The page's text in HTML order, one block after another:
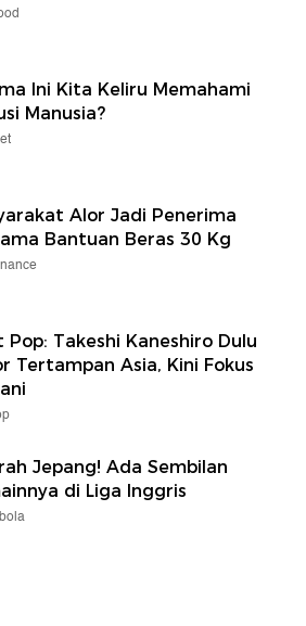
Ini Kita Keliru Memahami
Manusia?
Alor Jadi Penerima
Bantuan Beras 30 Kg
Pop: Takeshi Kaneshiro Dulu
Tertampan Asia, Kini Fokus
Jepang! Ada Sembilan
di Liga Inggris